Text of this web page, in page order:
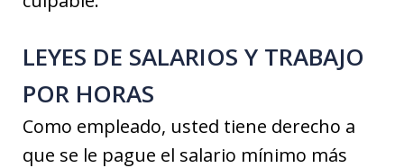
LEYES DE SALARIOS Y TRABAJO
POR HORAS
Como empleado, usted tiene derecho a
que se le pague el salario mínimo más